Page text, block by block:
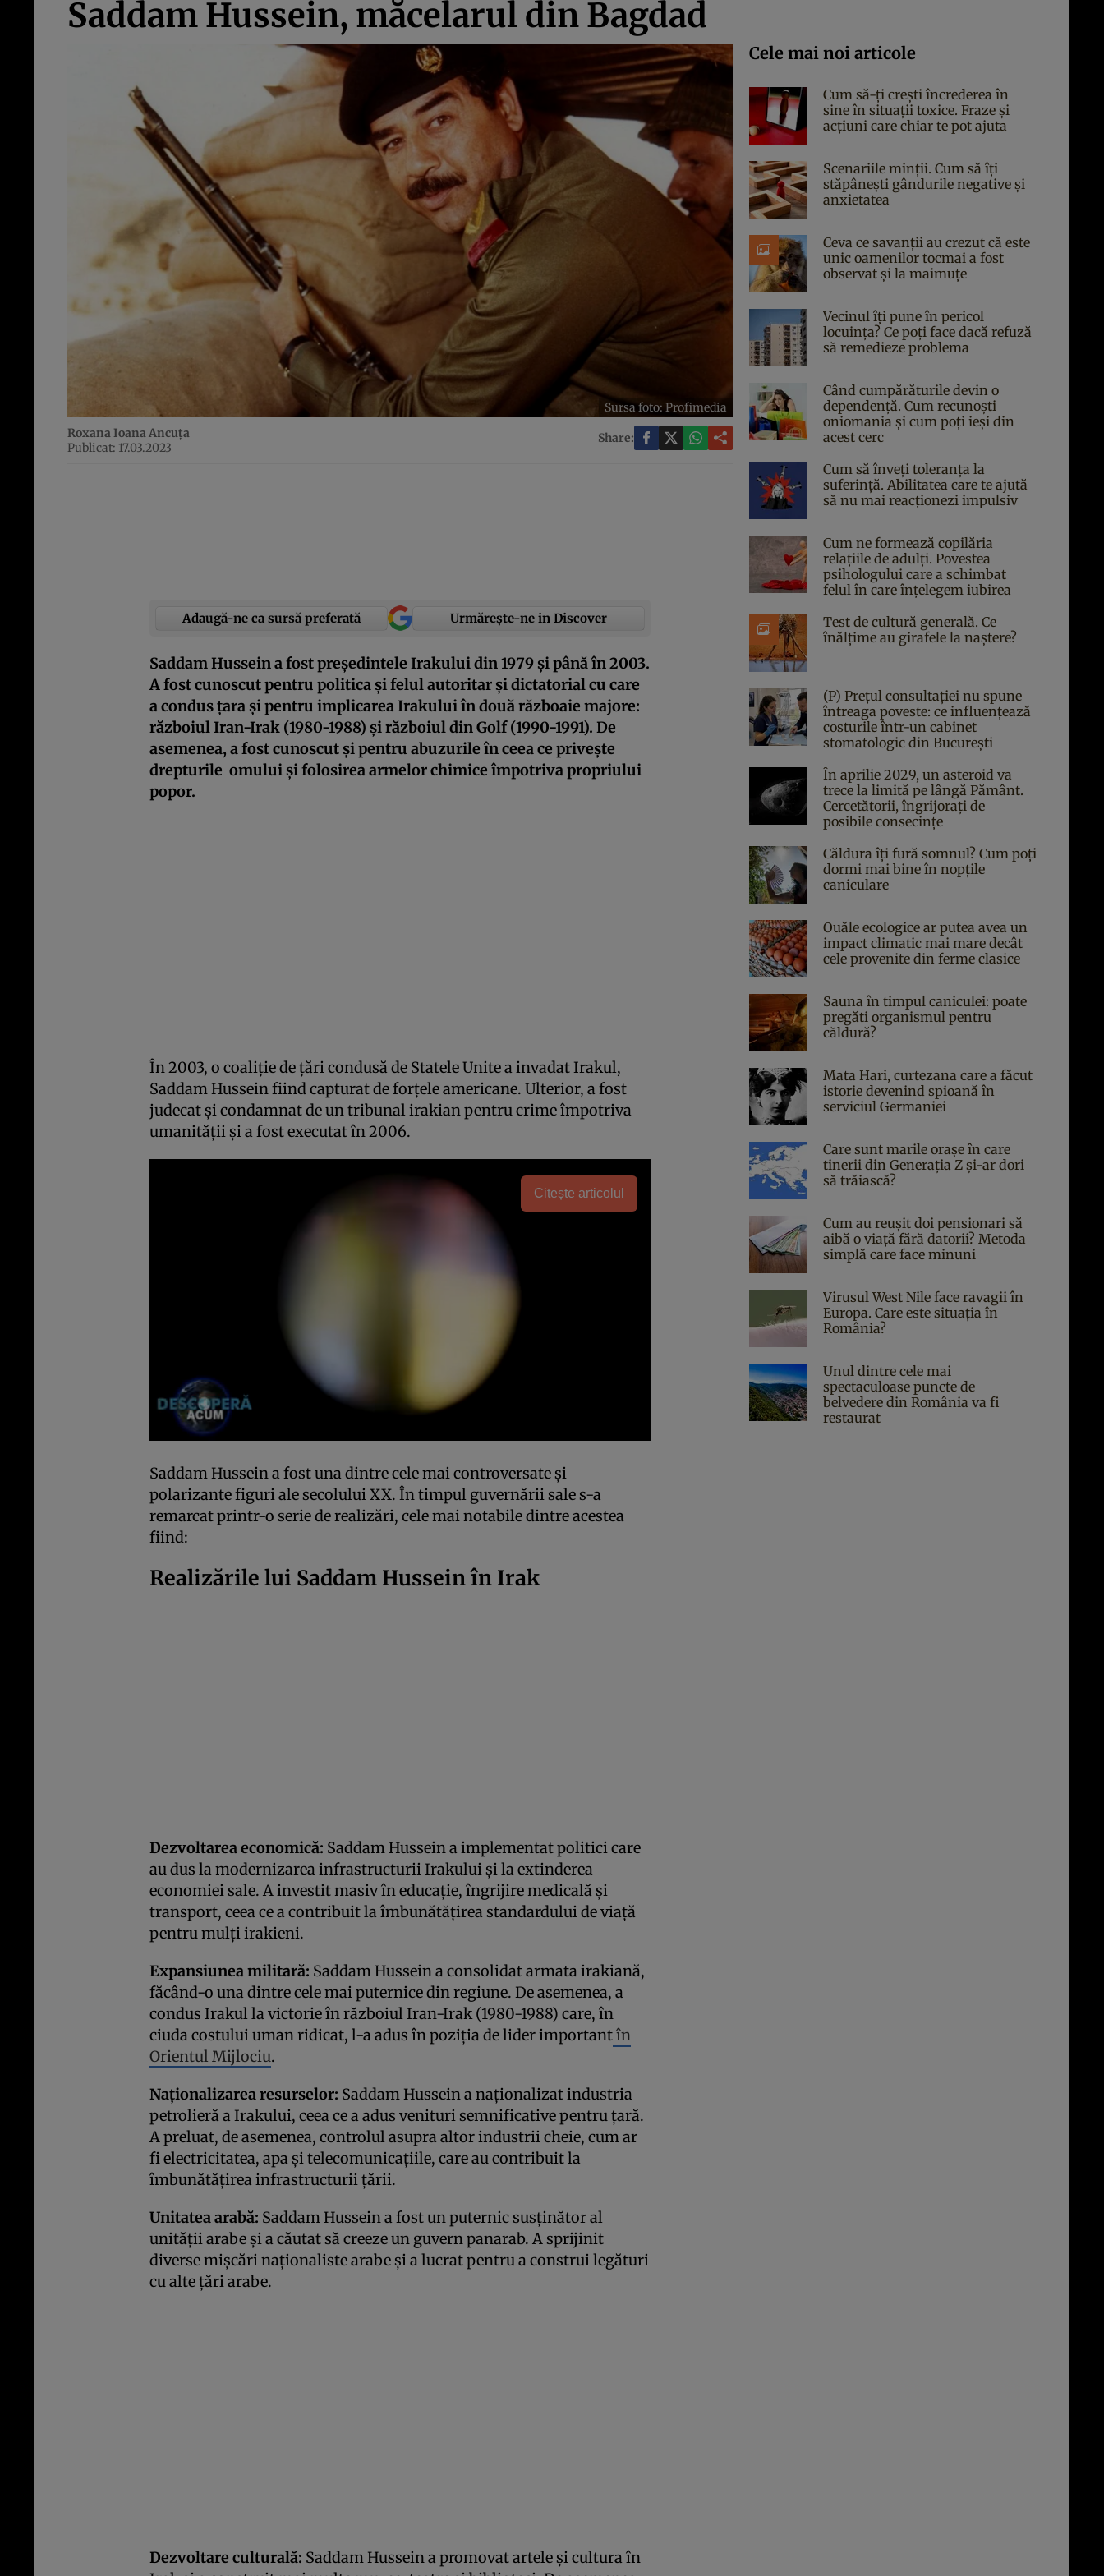
Saddam Hussein, măcelarul din Bagdad
Sursa foto: Profimedia
Roxana Ioana Ancuța
Publicat: 17.03.2023
Share:
Adaugă-ne ca sursă preferată Urmărește-ne in Discover
Saddam Hussein a fost președintele Irakului din 1979 și până în 2003.
A fost cunoscut pentru politica și felul autoritar și dictatorial cu care
a condus țara și pentru implicarea Irakului în două războaie majore:
războiul Iran-Irak (1980-1988) și războiul din Golf (1990-1991). De
asemenea, a fost cunoscut și pentru abuzurile în ceea ce privește
drepturile omului și folosirea armelor chimice împotriva propriului
popor.
În 2003, o coaliție de țări condusă de Statele Unite a invadat Irakul,
Saddam Hussein fiind capturat de forțele americane. Ulterior, a fost
judecat și condamnat de un tribunal irakian pentru crime împotriva
umanității și a fost executat în 2006.
Citește articolul
Saddam Hussein a fost una dintre cele mai controversate și
polarizante figuri ale secolului XX. În timpul guvernării sale s-a
remarcat printr-o serie de realizări, cele mai notabile dintre acestea
fiind:
Realizările lui Saddam Hussein în Irak
Dezvoltarea economică: Saddam Hussein a implementat politici care
au dus la modernizarea infrastructurii Irakului și la extinderea
economiei sale. A investit masiv în educație, îngrijire medicală și
transport, ceea ce a contribuit la îmbunătățirea standardului de viață
pentru mulți irakieni.
Expansiunea militară: Saddam Hussein a consolidat armata irakiană,
făcând-o una dintre cele mai puternice din regiune. De asemenea, a
condus Irakul la victorie în războiul Iran-Irak (1980-1988) care, în
ciuda costului uman ridicat, l-a adus în poziția de lider importantîn
Orientul Mijlociu.
Naționalizarea resurselor: Saddam Hussein a naționalizat industria
petrolieră a Irakului, ceea ce a adus venituri semnificative pentru țară.
A preluat, de asemenea, controlul asupra altor industrii cheie, cum ar
fi electricitatea, apa și telecomunicațiile, care au contribuit la
îmbunătățirea infrastructurii țării.
Unitatea arabă: Saddam Hussein a fost un puternic susținător al
unității arabe și a căutat să creeze un guvern panarab. A sprijinit
diverse mișcări naționaliste arabe și a lucrat pentru a construi legături
cu alte țări arabe.
Dezvoltare culturală: Saddam Hussein a promovat artele și cultura în
Cele mai noi articole
Cum să-ți crești încrederea în
sine în situații toxice. Fraze și
acțiuni care chiar te pot ajuta
Scenariile minții. Cum să îți
stăpânești gândurile negative și
anxietatea
Ceva ce savanții au crezut că este
unic oamenilor tocmai a fost
observat și la maimuțe
Vecinul îți pune în pericol
locuința? Ce poți face dacă refuză
să remedieze problema
Când cumpărăturile devin o
dependență. Cum recunoști
oniomania și cum poți ieși din
acest cerc
Cum să înveți toleranța la
suferință. Abilitatea care te ajută
să nu mai reacționezi impulsiv
Cum ne formează copilăria
relațiile de adulți. Povestea
psihologului care a schimbat
felul în care înțelegem iubirea
Test de cultură generală. Ce
înălțime au girafele la naștere?
(P) Prețul consultației nu spune
întreaga poveste: ce influențează
costurile într-un cabinet
stomatologic din București
În aprilie 2029, un asteroid va
trece la limită pe lângă Pământ.
Cercetătorii, îngrijorați de
posibile consecințe
Căldura îți fură somnul? Cum poți
dormi mai bine în nopțile
caniculare
Ouăle ecologice ar putea avea un
impact climatic mai mare decât
cele provenite din ferme clasice
Sauna în timpul caniculei: poate
pregăti organismul pentru
căldură?
Mata Hari, curtezana care a făcut
istorie devenind spioană în
serviciul Germaniei
Care sunt marile orașe în care
tinerii din Generația Z și-ar dori
să trăiască?
Cum au reușit doi pensionari să
aibă o viață fără datorii? Metoda
simplă care face minuni
Virusul West Nile face ravagii în
Europa. Care este situația în
România?
Unul dintre cele mai
spectaculoase puncte de
belvedere din România va fi
restaurat